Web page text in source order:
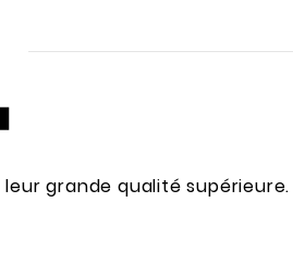
grande qualité